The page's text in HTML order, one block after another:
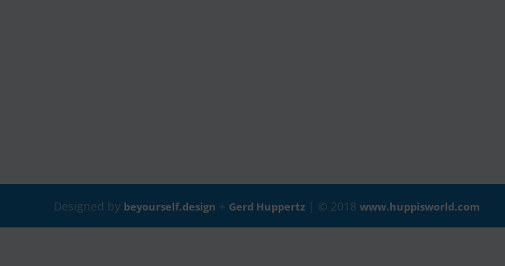
Designed by beyourself.design + Gerd Huppertz | © 2018www.huppisworld.com